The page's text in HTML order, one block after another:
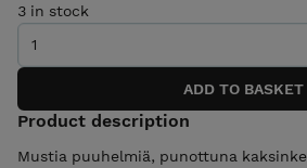
3 in stock
Product description
Mustia puuhelmiä, punottuna